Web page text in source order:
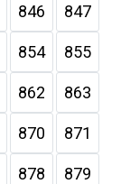
846 847
854 855
862 863
870 871
878 879